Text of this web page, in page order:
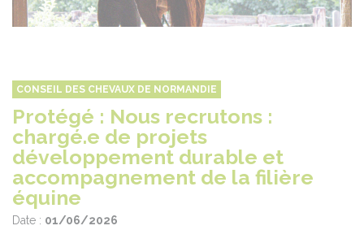
CONSEIL DES CHEVAUX DE NORMANDIE
Protégé : Nous recrutons :
chargé.e de projets
développement durable et
accompagnement de la filière
équine
Date : 01/06/2026